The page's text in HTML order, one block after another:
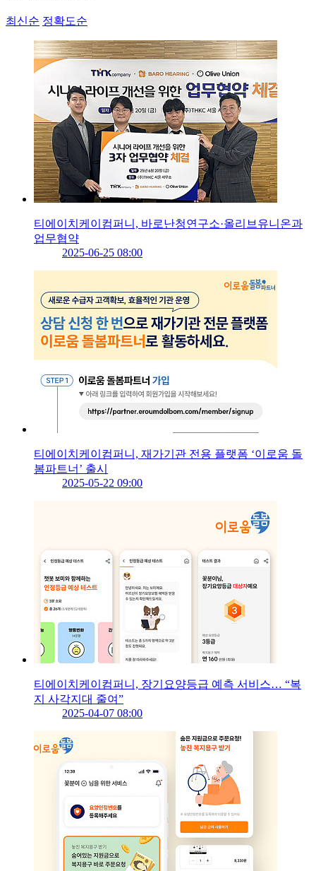
최신순 정확도순
티에이치케이컴퍼니, 바로난청연구소·올리브유니온과
업무협약
2025-06-25 08:00
티에이치케이컴퍼니, 재가기관 전용 플랫폼 ‘이로움 돌
봄파트너’ 출시
2025-05-22 09:00
티에이치케이컴퍼니, 장기요양등급 예측 서비스… “복
지 사각지대 줄여”
2025-04-07 08:00